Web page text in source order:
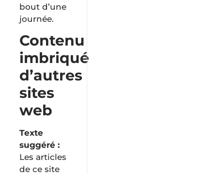
bout d’une
journée.
Contenu
imbriqué
d’autres
sites
web
Texte
suggéré :
Les articles
de ce site